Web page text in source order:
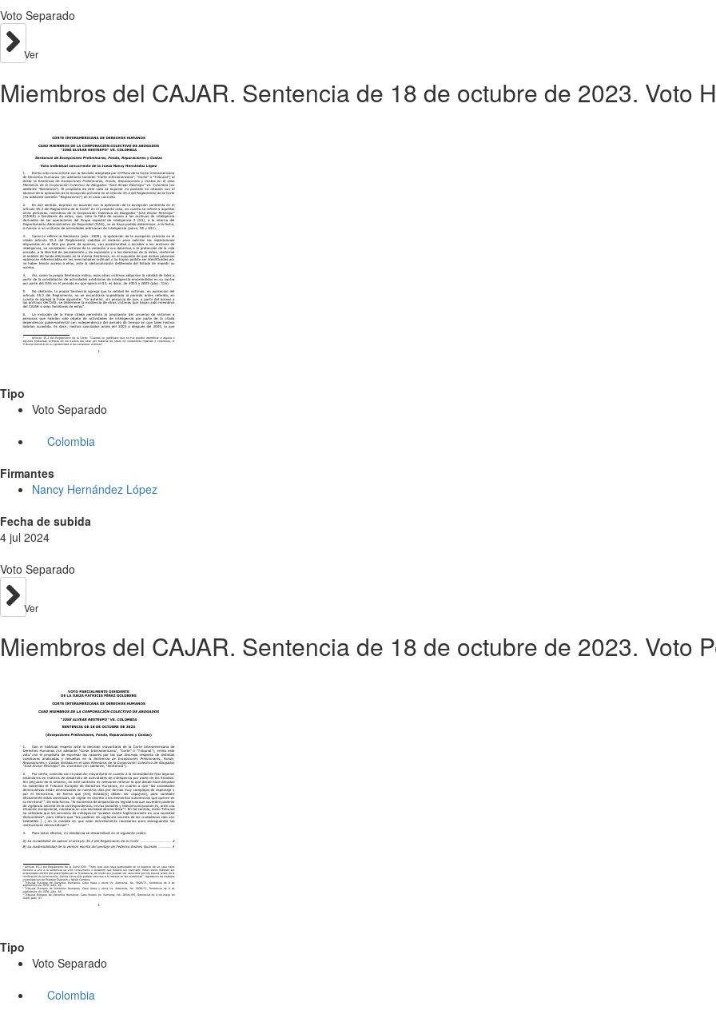
Voto Separado
Ver
Miembros del CAJAR. Sentencia de 18 de octubre de 2023. Voto
Tipo
Voto Separado
Colombia
Firmantes
Nancy Hernández López
Fecha de subida
4 jul 2024
Voto Separado
Ver
Miembros del CAJAR. Sentencia de 18 de octubre de 2023. Voto
Tipo
Voto Separado
Colombia